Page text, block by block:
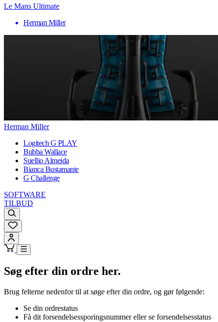
Le Mans Ultimate
Herman Miller
Herman Miller
Logitech G PLAY
Bubba Wallace
Suellio Almeida
Bianca Bustamante
G Challenge
SOFTWARE
TILBUD
Søg efter din ordre her.
Brug felterne nedenfor til at søge efter din ordre, og gør følgende:
Se din ordrestatus
Få dit forsendelsessporingsnummer eller se forsendelsesstatus